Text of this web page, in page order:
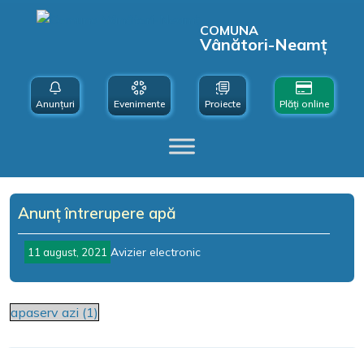
COMUNA
Vânători-Neamț
Anunțuri Evenimente Proiecte Plăți online
Anunț întrerupere apă
11 august, 2021 Avizier electronic
apaserv azi (1)